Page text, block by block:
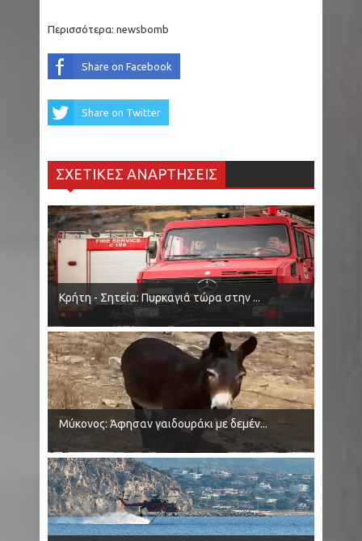
Περισσότερα: newsbomb
Share on Facebook
Share on Twitter
ΣΧΕΤΙΚΕΣ ΑΝΑΡΤΗΣΕΙΣ
Κρήτη - Σητεία: Πυρκαγιά τώρα στην ...
Μύκονος: Άφησαν γαιδουράκι με δεμέν...